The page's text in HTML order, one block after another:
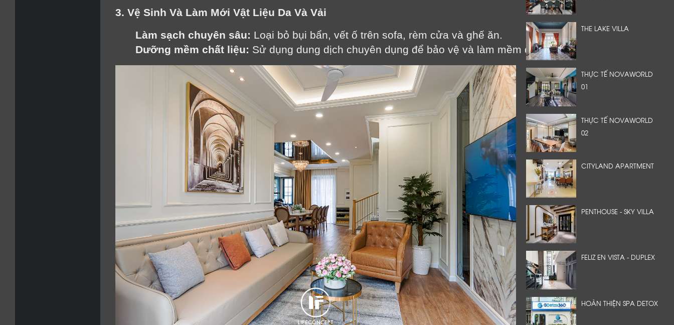
3. Vệ Sinh Và Làm Mới Vật Liệu Da Và Vải
Làm sạch chuyên sâu: Loại bỏ bụi bẩn, vết ố trên sofa, rèm cửa và ghế ăn.
Dưỡng mềm chất liệu: Sử dụng dung dịch chuyên dụng để bảo vệ và làm mềm da, vải.
THE LAKE VILLA
THỰC TẾ NOVAWORLD
01
THỰC TẾ NOVAWORLD
02
CITYLAND APARTMENT
PENTHOUSE - SKY VILLA
FELIZ EN VISTA - DUPLEX
HOÀN THIỆN SPA DETOX